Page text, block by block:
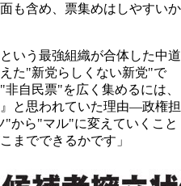
も含め、票集めはしやすいか
いう最強組織が合体した中道
た"新党らしくない新党"で
自民票"を広く集めるには、
と思われていた理由―政権担
から"マル"に変えていくこと
までできるかです」